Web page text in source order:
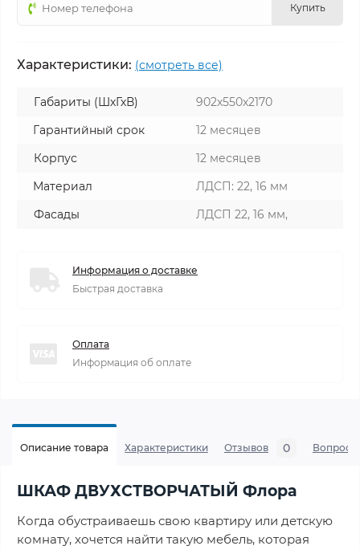
Купить
Характеристики: (смотреть все)
Габариты (ШхГхВ)
902х550х2170
Гарантийный срок
12 месяцев
Корпус
12 месяцев
Материал
ЛДСП: 22, 16 мм
Фасады
ЛДСП 22, 16 мм,
Информация о доставке
Быстрая доставка
Оплата
Информация об оплате
Описание товара Характеристики Отзывов 0 Вопросы
ШКАФ ДВУХСТВОРЧАТЫЙ Флора
Когда обустраиваешь свою квартиру или детскую
комнату, хочется найти такую мебель, которая